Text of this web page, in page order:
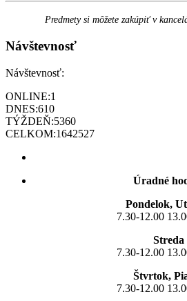
Predmety si môžete zakúpiť v
Návštevnosť
Návštevnosť:
ONLINE:1
DNES:610
TÝŽDEŇ:5360
CELKOM:1642527
Úradné
Pondelok,
7.30-12.00
Streda
7.30-12.00
Štvrtok,
7.30-12.00